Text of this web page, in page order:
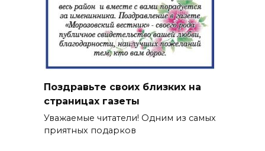
Поздравьте своих близких на
страницах газеты
Уважаемые читатели! Одним из самых
приятных подарков